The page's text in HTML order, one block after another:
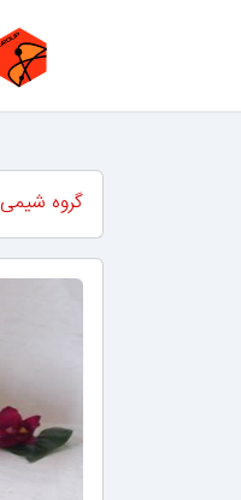
گروه شیمی